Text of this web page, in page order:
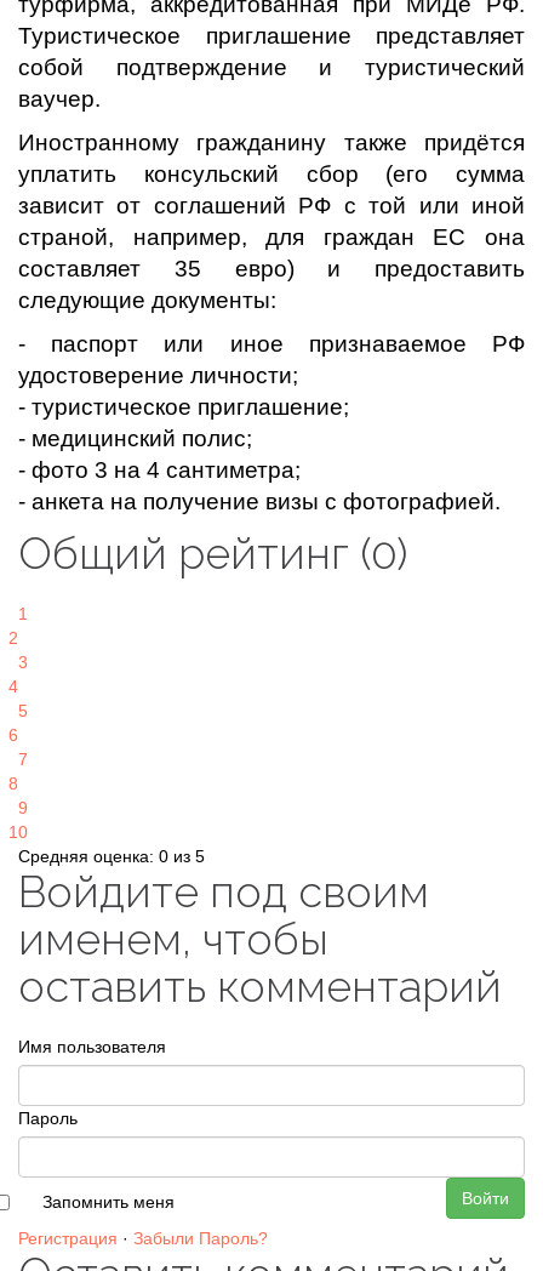
Туристическое приглашение представляет
собой подтверждение и туристический
ваучер.
Иностранному гражданину также придётся
уплатить консульский сбор (его сумма
зависит от соглашений РФ с той или иной
страной, например, для граждан ЕС она
составляет 35 евро) и предоставить
следующие документы:
- паспорт или иное признаваемое РФ
удостоверение личности;
- туристическое приглашение;
- медицинский полис;
- фото 3 на 4 сантиметра;
- анкета на получение визы с фотографией.
Общий рейтинг (0)
1
2
3
4
5
6
7
8
9
10
Средняя оценка: 0 из 5
Войдите под своим
именем, чтобы
оставить комментарий
Имя пользователя
Пароль
Войти
Запомнить меня
Регистрация · Забыли Пароль?